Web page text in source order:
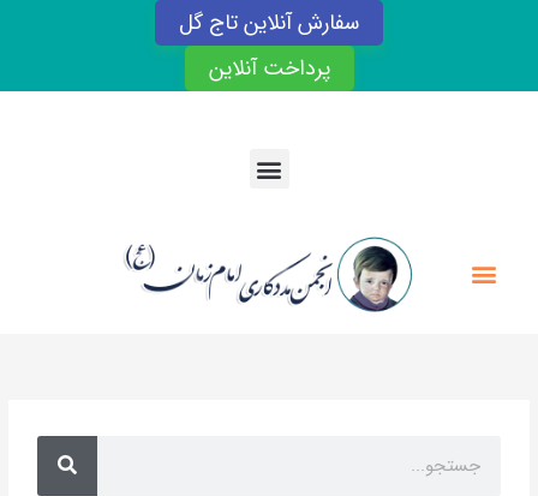
سفارش آنلاین تاج گل
پرداخت آنلاین
Menu
Search